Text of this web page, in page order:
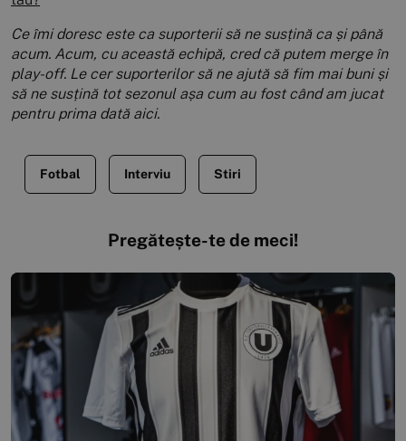
Ce îmi doresc este ca suporterii să ne susțină ca și până
acum. Acum, cu această echipă, cred că putem merge în
play-off. Le cer suporterilor să ne ajută să fim mai buni și
să ne susțină tot sezonul așa cum au fost când am jucat
pentru prima dată aici.
Fotbal Interviu Stiri
Pregătește-te de meci!